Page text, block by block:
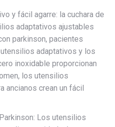
y fácil agarre: la cuchara de
adaptativos ajustables
parkinson, pacientes
adaptativos y los
inoxidable proporcionan
los utensilios
ancianos crean un fácil
Los utensilios